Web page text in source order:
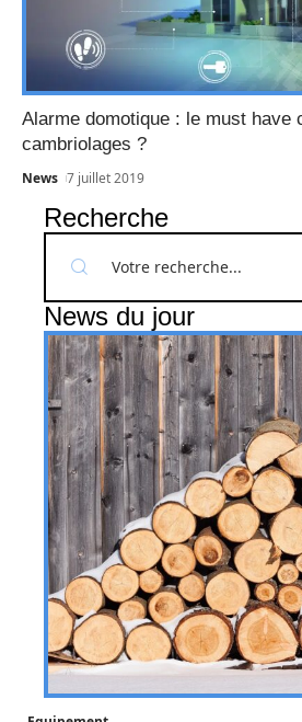
Alarme domotique : le must have
cambriolages ?
News 7 juillet 2019
Recherche
News du jour